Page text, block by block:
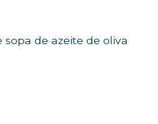
sopa de azeite de oliva